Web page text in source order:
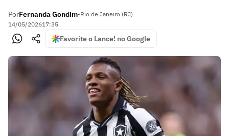
PorFernanda Gondim•Rio de Janeiro (RJ)
14/05/202617:35
Favorite o Lance! no Google